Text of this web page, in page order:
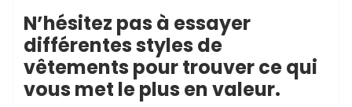
N’hésitez pas à essayer
différentes styles de
vêtements pour trouver ce qui
vous met le plus en valeur.